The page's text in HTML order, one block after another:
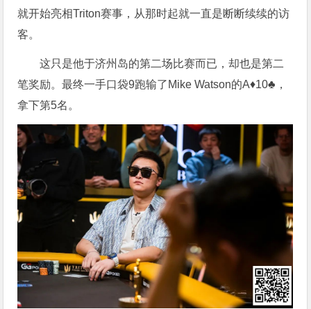
就开始亮相Triton赛事，从那时起就一直是断断续续的访
客。
这只是他于济州岛的第二场比赛而已，却也是第二
笔奖励。最终一手口袋9跑输了Mike Watson的A♦10♣，
拿下第5名。